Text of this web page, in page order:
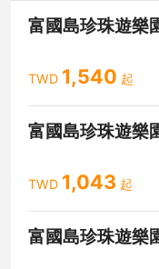
富國島珍珠遊樂
TWD 1,540 起
富國島珍珠遊樂
TWD 1,043 起
富國島珍珠遊樂